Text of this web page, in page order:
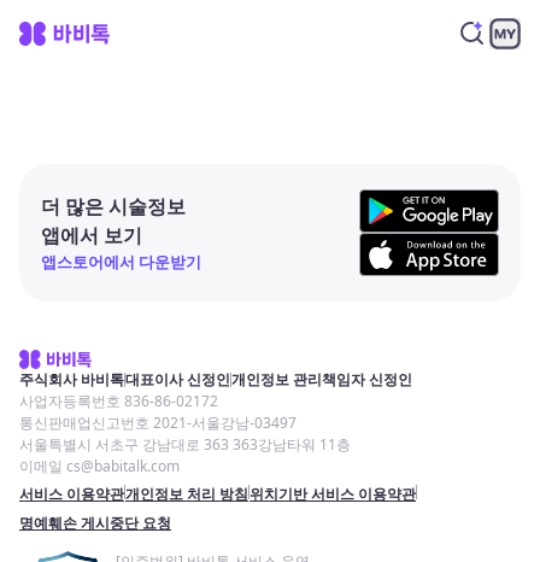
더 많은 시술정보
앱에서 보기
앱스토어에서 다운받기
주식회사 바비톡대표이사 신정인개인정보 관리책임자 신정인
사업자등록번호 836-86-02172
통신판매업신고번호 2021-서울강남-03497
서울특별시 서초구 강남대로 363 363강남타워 11층
이메일 cs@babitalk.com
서비스 이용약관개인정보 처리 방침위치기반 서비스 이용약관
명예훼손 게시중단 요청